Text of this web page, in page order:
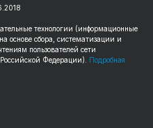
технологии (информационные
основе сбора, систематизации и
пользователей сети
Федерации). Подробная